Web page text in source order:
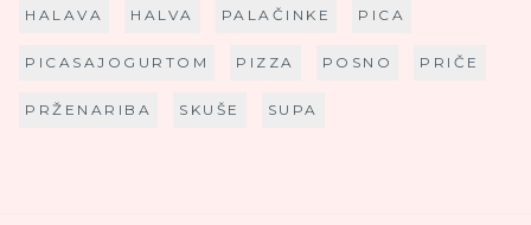
HALAVA HALVA PALAČINKE PICA
PICASAJOGURTOM PIZZA POSNO PRIČE
PRŽENARIBA SKUŠE SUPA